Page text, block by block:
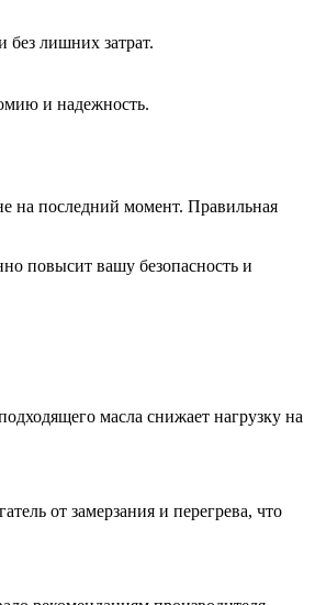
лишних затрат.
и надежность.
на последний момент. Правильная
повысит вашу безопасность и
масла снижает нагрузку на
от замерзания и перегрева, что